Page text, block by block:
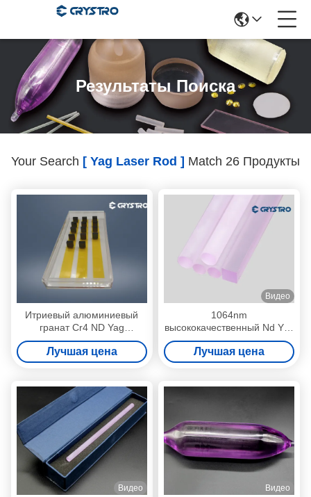
Результаты Поиска
Your Search [ Yag Laser Rod ] Match 26 Продукты
Итриевый алюминиевый
гранат Cr4 ND Yag
Лазерный стержень,
допированный хромом
Лучшая цена
Видео
1064nm
высококачественный Nd Yag
штанги лазера штаног Nd
YAG
Лучшая цена
Видео Видео